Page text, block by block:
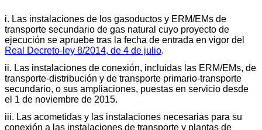
i. Las instalaciones de los gasoductos y ERM/EMs de
transporte secundario de gas natural cuyo proyecto de
ejecución se apruebe tras la fecha de entrada en vigor del
Real Decreto-ley 8/2014, de 4 de julio.
ii. Las instalaciones de conexión, incluidas las ERM/EMs, de
transporte-distribución y de transporte primario-transporte
secundario, o sus ampliaciones, puestas en servicio desde
el 1 de noviembre de 2015.
iii. Las acometidas y las instalaciones necesarias para su
conexión a las instalaciones de transporte y plantas de